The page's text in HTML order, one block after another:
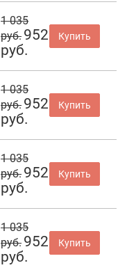
1 035
руб. 952
руб.
Купить
1 035
руб. 952
руб.
Купить
1 035
руб. 952
руб.
Купить
1 035
руб. 952
руб.
Купить